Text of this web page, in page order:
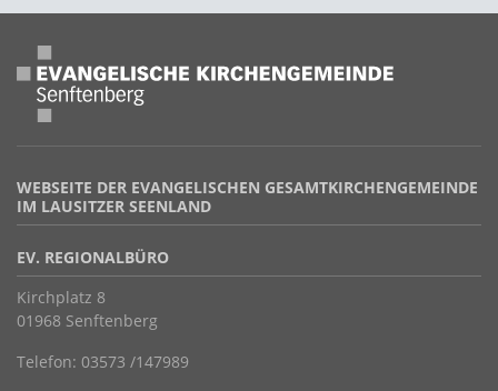
WEBSEITE DER EVANGELISCHEN GESAMTKIRCHENGEMEINDE
IM LAUSITZER SEENLAND
EV. REGIONALBÜRO
Kirchplatz 8
01968 Senftenberg
Telefon: 03573 /147989